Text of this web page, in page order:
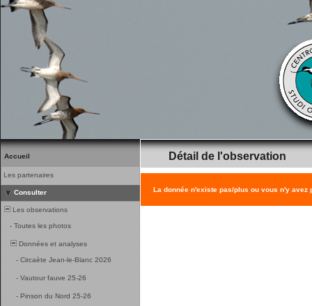
Accueil
Les partenaires
Consulter
Les observations
- Toutes les photos
Données et analyses
- Circaète Jean-le-Blanc 2026
- Vautour fauve 25-26
- Pinson du Nord 25-26
Détail de l'observation
La donnée n'existe pas/plus ou vous n'y avez